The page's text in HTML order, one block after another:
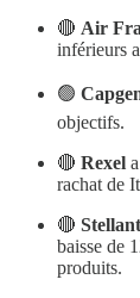
🔴 Air
inférieurs
🟢
objectifs.
🔴 Rexel
rachat de
🔴
baisse de
produits.